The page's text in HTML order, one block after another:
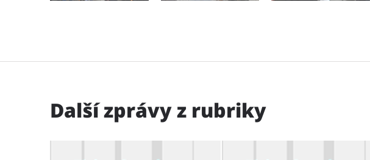
Další zprávy z rubriky